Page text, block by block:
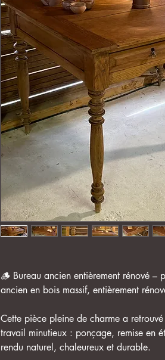
🪵 Bureau ancien entièrement rénové –
ancien en bois massif, entièrement
Cette pièce pleine de charme a
travail minutieux : ponçage, remise en
rendu naturel, chaleureux et durable.